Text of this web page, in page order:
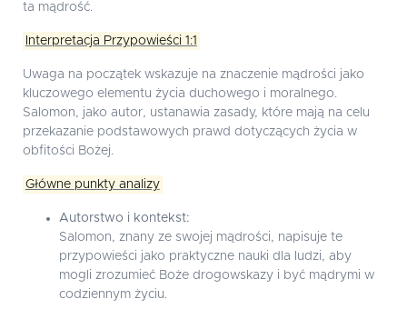
ta mądrość.
Interpretacja Przypowieści 1:1
Uwaga na początek wskazuje na znaczenie mądrości jako
kluczowego elementu życia duchowego i moralnego.
Salomon, jako autor, ustanawia zasady, które mają na celu
przekazanie podstawowych prawd dotyczących życia w
obfitości Bożej.
Główne punkty analizy
Autorstwo i kontekst:
Salomon, znany ze swojej mądrości, napisuje te
przypowieści jako praktyczne nauki dla ludzi, aby
mogli zrozumieć Boże drogowskazy i być mądrymi w
codziennym życiu.